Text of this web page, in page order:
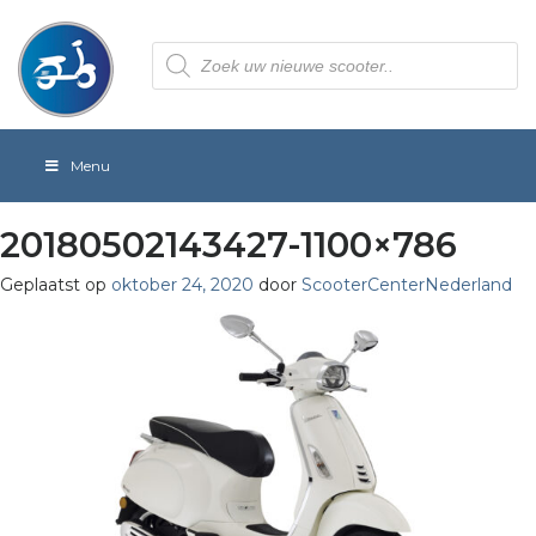
Producten
zoeken
Menu
20180502143427-1100×786
Geplaatst op oktober 24, 2020 door ScooterCenterNederland